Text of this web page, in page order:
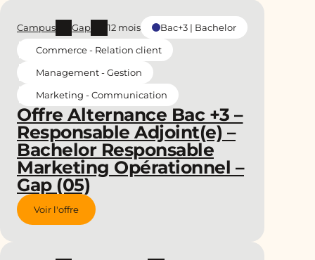
Offre Alternance Bac +3 –
Responsable Adjoint(e) –
Bachelor Responsable
Marketing Opérationnel –
Gap (05)
Campus Gap 12 mois
Bac+3 | Bachelor
Commerce - Relation client
Management - Gestion
Marketing - Communication
Voir l'offre